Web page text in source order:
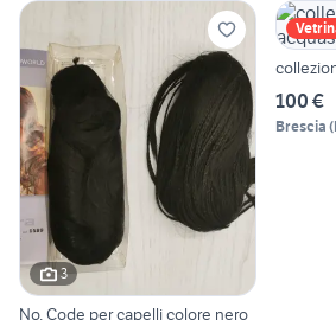
3
No. Code per capelli colore nero
100 €
Brescia (